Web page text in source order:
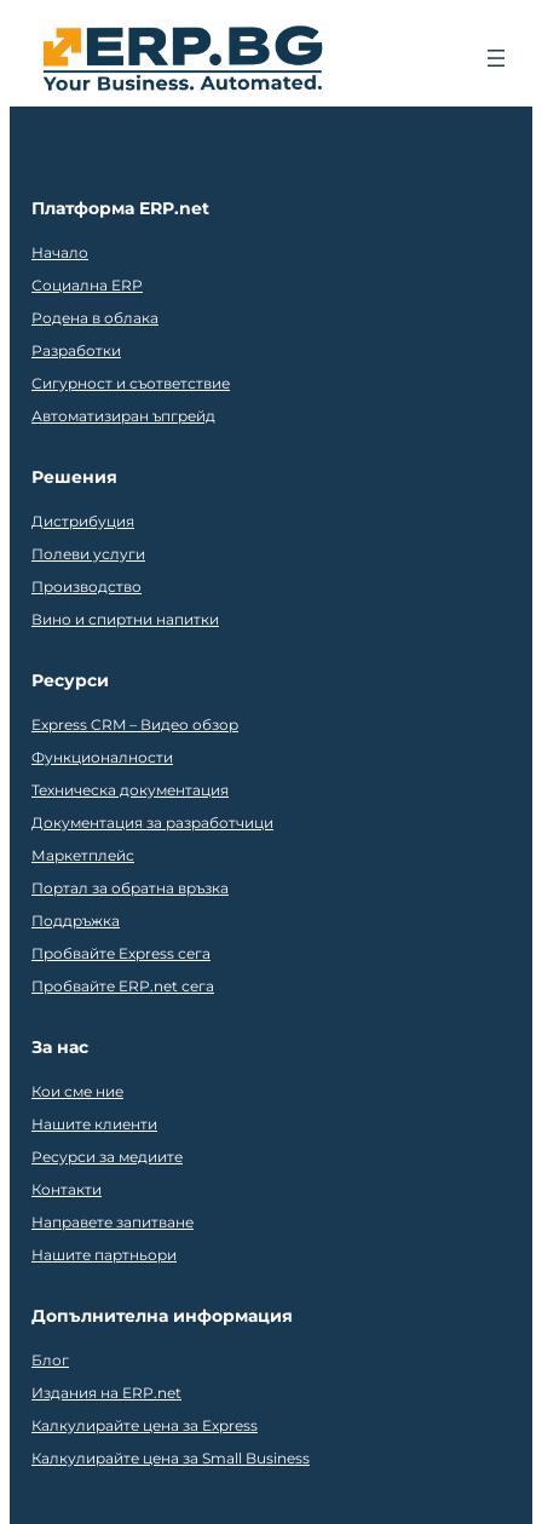
Платформа ERP.net
Начало
Социална ERP
Родена в облака
Разработки
Сигурност и съответствие
Автоматизиран ъпгрейд
Решения
Дистрибуция
Полеви услуги
Производство
Вино и спиртни напитки
Ресурси
Express CRM – Видео обзор
Функционалности
Техническа документация
Документация за разработчици
Маркетплейс
Портал за обратна връзка
Поддръжка
Пробвайте Express сега
Пробвайте ERP.net сега
За нас
Кои сме ние
Нашите клиенти
Ресурси за медиите
Контакти
Направете запитване
Нашите партньори
Допълнителна информация
Блог
Издания на ERP.net
Калкулирайте цена за Express
Калкулирайте цена за Small Business